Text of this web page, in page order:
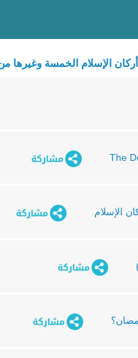
أركان الإسلام الخمسة وغيرها
الإسلام